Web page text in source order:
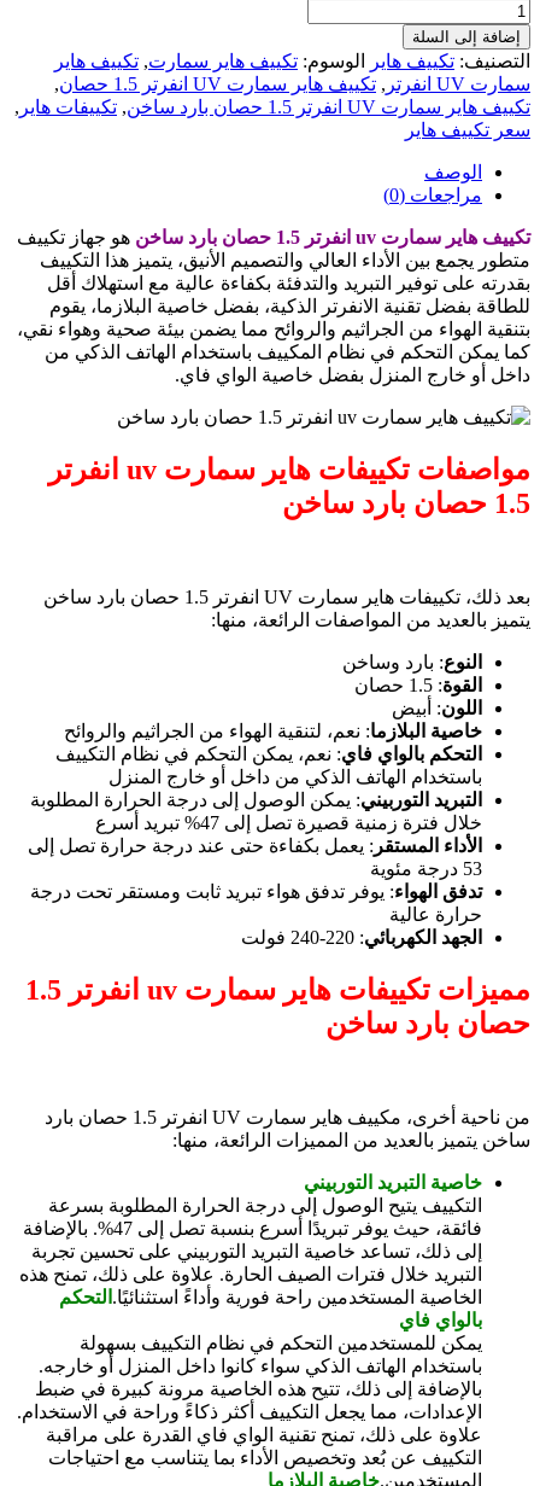
إضافة إلى السلة
التصنيف: تكييف هاير الوسوم: تكييف هاير سمارت, تكييف هاير
سمارت UV انفرتر
, تكييف هاير سمارت UV انفرتر 1.5 حصان
,
تكييف هاير سمارت UV انفرتر 1.5 حصان بارد ساخن
, تكييفات هاير ,
سعر تكييف هاير
الوصف
مراجعات (0)
تكييف هاير سمارت uv انفرتر 1.5 حصان بارد ساخن
هو جهاز تكييف
متطور يجمع بين الأداء العالي والتصميم الأنيق، يتميز هذا التكييف
بقدرته على توفير التبريد والتدفئة بكفاءة عالية مع استهلاك أقل
للطاقة بفضل تقنية الانفرتر الذكية، بفضل خاصية البلازما، يقوم
بتنقية الهواء من الجراثيم والروائح مما يضمن بيئة صحية وهواء نقي،
كما يمكن التحكم في نظام المكييف باستخدام الهاتف الذكي من
داخل أو خارج المنزل بفضل خاصية الواي فاي.
مواصفات تكييفات هاير سمارت uv انفرتر
1.5 حصان بارد ساخن
بعد ذلك، تكييفات هاير سمارت UV انفرتر 1.5 حصان بارد ساخن
يتميز بالعديد من المواصفات الرائعة، منها:
النوع: بارد وساخن
القوة: 1.5 حصان
اللون: أبيض
خاصية البلازما: نعم، لتنقية الهواء من الجراثيم والروائح
التحكم بالواي فاي: نعم، يمكن التحكم في نظام التكييف
باستخدام الهاتف الذكي من داخل أو خارج المنزل
التبريد التوربيني: يمكن الوصول إلى درجة الحرارة المطلوبة
خلال فترة زمنية قصيرة تصل إلى 47% تبريد أسرع
الأداء المستقر : يعمل بكفاءة حتى عند درجة حرارة تصل إلى
53 درجة مئوية
تدفق الهواء: يوفر تدفق هواء تبريد ثابت ومستقر تحت درجة
حرارة عالية
الجهد الكهربائي: 220-240 فولت
مميزات تكييفات هاير سمارت uv انفرتر 1.5
حصان بارد ساخن
من ناحية أخرى، مكييف هاير سمارت UV انفرتر 1.5 حصان بارد
ساخن يتميز بالعديد من المميزات الرائعة، منها:
خاصية التبريد التوربيني
التكييف يتيح الوصول إلى درجة الحرارة المطلوبة بسرعة
فائقة، حيث يوفر تبريدًا أسرع بنسبة تصل إلى 47%. بالإضافة
إلى ذلك، تساعد خاصية التبريد التوربيني على تحسين تجربة
التبريد خلال فترات الصيف الحارة. علاوة على ذلك، تمنح هذه
الخاصية المستخدمين راحة فورية وأداءً استثنائيًا. التحكم
بالواي فاي
يمكن للمستخدمين التحكم في نظام التكييف بسهولة
باستخدام الهاتف الذكي سواء كانوا داخل المنزل أو خارجه.
بالإضافة إلى ذلك، تتيح هذه الخاصية مرونة كبيرة في ضبط
الإعدادات، مما يجعل التكييف أكثر ذكاءً وراحة في الاستخدام.
علاوة على ذلك، تمنح تقنية الواي فاي القدرة على مراقبة
التكييف عن بُعد وتخصيص الأداء بما يتناسب مع احتياجات
المستخدمين.خاصية البلازما